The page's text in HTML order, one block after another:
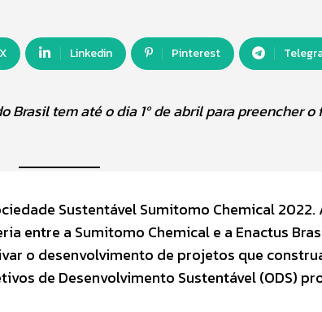
X Linkedin Pinterest
Brasil tem até o dia 1º de abril para preencher
Sustentável Sumitomo Chemical 2022.
entre a Sumitomo Chemical e a Enactus
o desenvolvimento de projetos que
de Desenvolvimento Sustentável (ODS)